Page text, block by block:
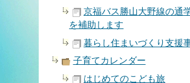
京福バス勝山大野線の通
を補助します
暮らし住まいづくり支援
子育てカレンダー
はじめてのこども旅